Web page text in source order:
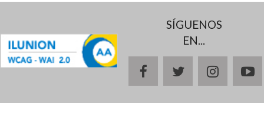
SÍGUENOS
EN...
facebooktwitter